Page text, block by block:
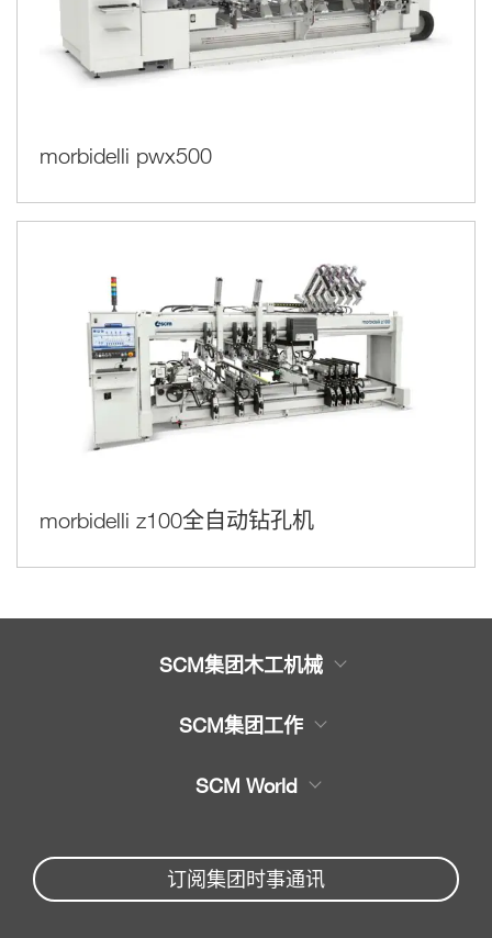
morbidelli pwx500
morbidelli z100全自动钻孔机
SCM集团木工机械
木工机械产品
机械备件
SCM公司
SCM集团工作
木工锯
家具钻孔机床
SCM World
机械配件服务
订阅集团时事通讯